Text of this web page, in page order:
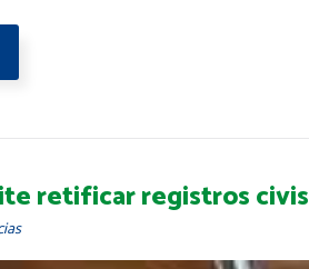
retificar registros